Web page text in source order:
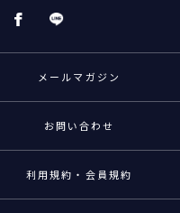
メールマガジン
お問い合わせ
利用規約・会員規約